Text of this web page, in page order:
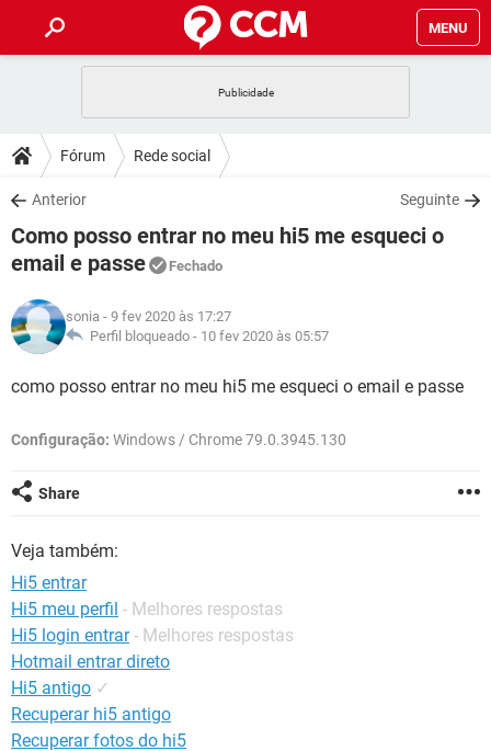
MENU
CELULAR
OUTLOOK
INSTAGRAM GMAIL
GUIA DE COMPRAS
DICAS
JOGOS
OUTLOOK
GUIA DE COMPRAS
DOWNLOADS
JOGOS WHATSAPP
CELULAR
OUTLOOK
INSTAGRAM
GUIA DE COMPRAS
FÓRUM
CELULAR FACEBOOK
GUIA DE COMPRAS
GLOSSÁRIO
JOGOS
CELULAR FACEBOOK
GUIA DE COMPRAS
Fórum Rede social
Anterior Seguinte
Como posso entrar no meu hi5 me esqueci o
email e passe
Fechado
sonia - 9 fev 2020 às 17:27
Perfil bloqueado - 10 fev 2020 às 05:57
como posso entrar no meu hi5 me esqueci o email e passe
Configuração: Windows / Chrome 79.0.3945.130
Share
Veja também:
Hi5 entrar
Hi5 meu perfil - Melhores respostas
Hi5 login entrar - Melhores respostas
Hotmail entrar direto
Hi5 antigo ✓
Recuperar hi5 antigo
Recuperar fotos do hi5